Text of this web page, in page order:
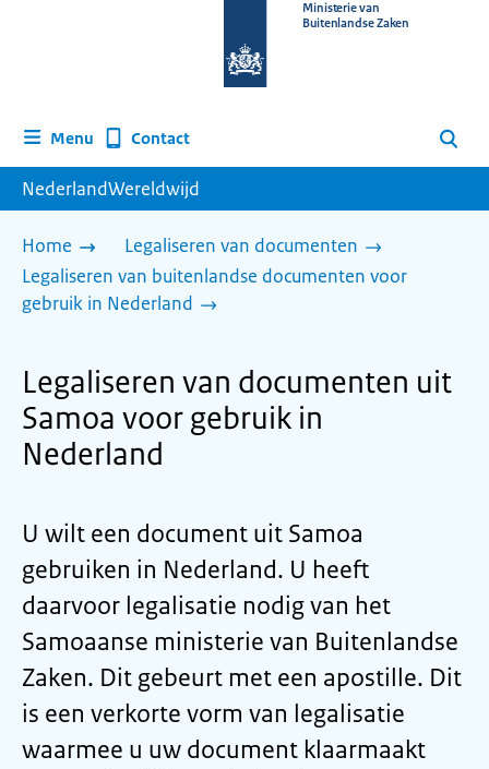
homepage
Ministerie van
Buitenlandse Zaken
Menu Contact Zoeken
NederlandWereldwijd
Home
Legaliseren van documenten
Legaliseren van buitenlandse documenten voor
gebruik in Nederland
Legaliseren van documenten uit
Samoa voor gebruik in
Nederland
U wilt een document uit Samoa
gebruiken in Nederland. U heeft
daarvoor legalisatie nodig van het
Samoaanse ministerie van Buitenlandse
Zaken. Dit gebeurt met een apostille. Dit
is een verkorte vorm van legalisatie
waarmee u uw document klaarmaakt